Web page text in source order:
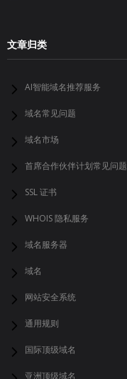
文章归类
AI智能域名推荐服务
域名常见问题
域名市场
首席合作伙伴计划常见问题
SSL 证书
WHOIS 隐私服务
域名服务器
域名
网站安全系统
通用规则
国际顶级域名
亚洲顶级域名